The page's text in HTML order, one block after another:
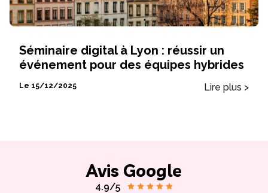
Séminaire digital à Lyon : réussir un
événement pour des équipes hybrides
Le 15/12/2025 Lire plus >
Avis Google
4.9/5